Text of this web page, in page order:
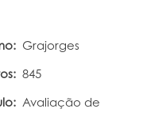
Grajorges
845
Avaliação de